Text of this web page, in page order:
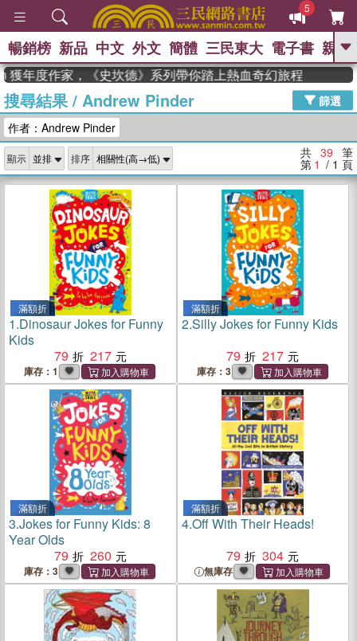
5
GO
熱搜： 東野圭吾 高希均教授回憶錄
、 The Odyssey 、 父親節 、 如果歷
獎 臺灣漫遊錄 、 方念華 、 台灣的李
登輝時代
數學女孩：黎曼猜想 、
偉大的迷走神經
暢銷榜 新品 中文 外文 簡體 三民東大 電子書 親子
作家，《史坎德》系列帶你踏上熱血奇幻旅程
搜尋結果/ Andrew Pinder
篩選
作者：Andrew Pinder
顯示 排序 共 39 筆
第 1 / 1 頁
滿額折
1.Dinosaur Jokes for Funny
Kids
79
217
庫存：1
滿額折
2.Silly Jokes for Funny Kids
79
217
庫存：3
滿額折
3.Jokes for Funny Kids: 8
Year Olds
79
260
庫存：3
滿額折
4.Off With Their Heads!
79
304
無庫存